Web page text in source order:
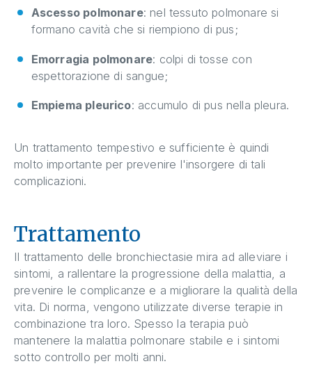
Ascesso polmonare: nel tessuto polmonare si
formano cavità che si riempiono di pus;
Emorragia polmonare: colpi di tosse con
espettorazione di sangue;
Empiema pleurico: accumulo di pus nella pleura.
Un trattamento tempestivo e sufficiente è quindi
molto importante per prevenire l'insorgere di tali
complicazioni.
Trattamento
Il trattamento delle bronchiectasie mira ad alleviare i
sintomi, a rallentare la progressione della malattia, a
prevenire le complicanze e a migliorare la qualità della
vita. Di norma, vengono utilizzate diverse terapie in
combinazione tra loro. Spesso la terapia può
mantenere la malattia polmonare stabile e i sintomi
sotto controllo per molti anni.